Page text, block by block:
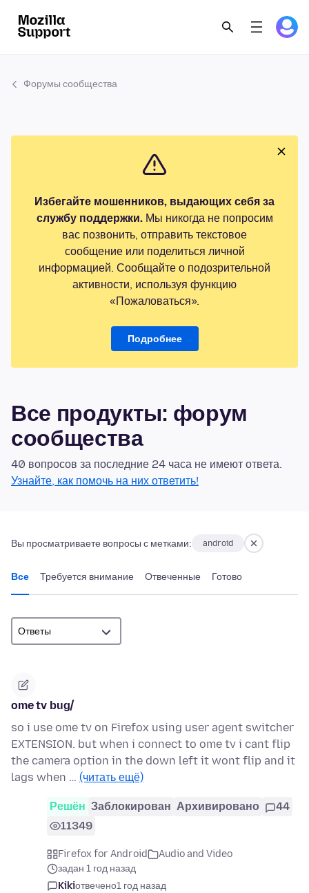
Форумы сообщества
Избегайте мошенников, выдающих себя за
службу поддержки.Мы никогда не попросим
вас позвонить, отправить текстовое
сообщение или поделиться личной
информацией. Сообщайте о подозрительной
активности, используя функцию
«Пожаловаться».
Подробнее
Все продукты: форум
сообщества
40 вопросов за последние 24 часа не имеют ответа.
Узнайте, как помочь на них ответить!
Вы просматриваете вопросы с метками: android
Все Требуется внимание Отвеченные Готово
ome tv bug/
so i use ome tv on Firefox using user agent switcher
EXTENSION. but when i connect to ome tv i cant flip
the camera option in the down left it wont flip and it
lags when … (читать ещё)
Решён Заблокирован Архивировано
44
11349
Firefox for Android
Audio and Video
задан 1 год назад
Kikiотвечено1 год назад